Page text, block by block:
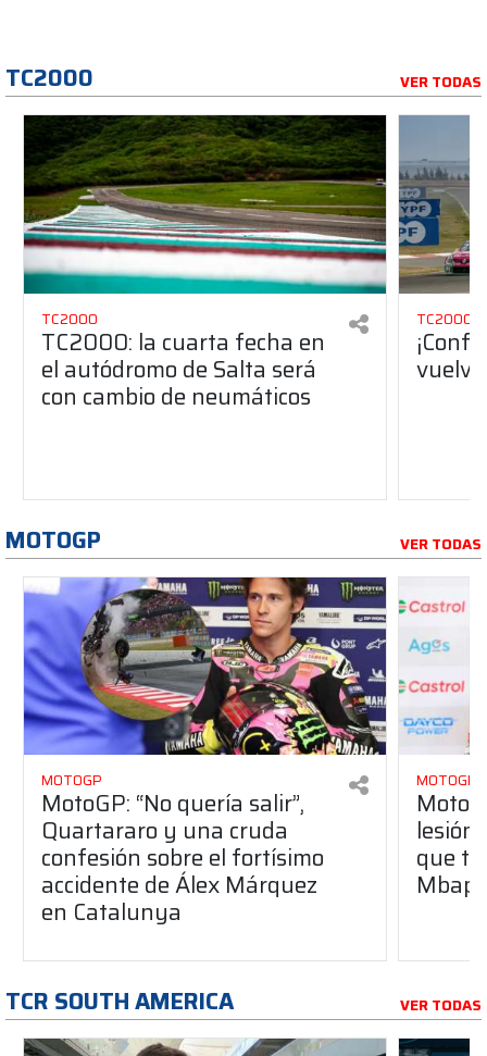
TC2000 VER TODAS
TC2000
TC2000: la cuarta fecha en
el autódromo de Salta será
con cambio de neumáticos
TC2000
MOTOGP VER TODAS
MOTOGP
MotoGP: “No quería salir”,
Quartararo y una cruda
confesión sobre el fortísimo
accidente de Álex Márquez
en Catalunya
MOTOGP
lesión
que
TCR SOUTH AMERICA VER TODAS